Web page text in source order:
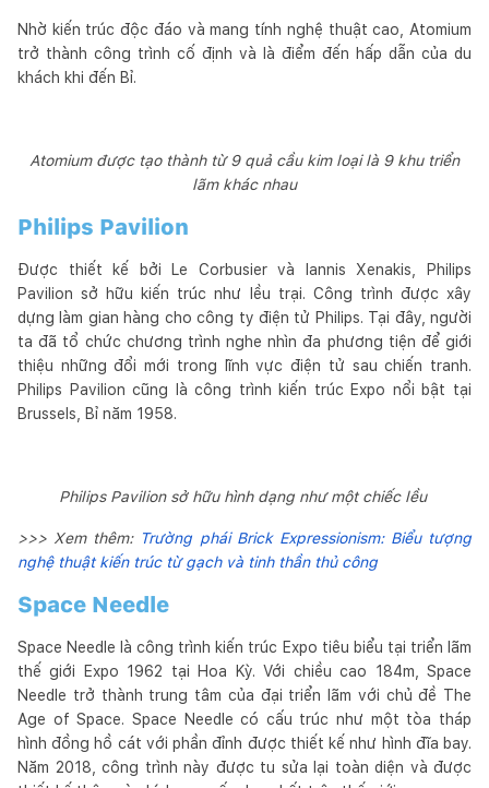
Nhờ kiến trúc độc đáo và mang tính nghệ thuật cao, Atomium
trở thành công trình cố định và là điểm đến hấp dẫn của du
khách khi đến Bỉ.
Atomium được tạo thành từ 9 quả cầu kim loại là 9 khu triển
lãm khác nhau
Philips Pavilion
Được thiết kế bởi Le Corbusier và Iannis Xenakis, Philips
Pavilion sở hữu kiến trúc như lều trại. Công trình được xây
dựng làm gian hàng cho công ty điện tử Philips. Tại đây, người
ta đã tổ chức chương trình nghe nhìn đa phương tiện để giới
thiệu những đổi mới trong lĩnh vực điện tử sau chiến tranh.
Philips Pavilion cũng là công trình kiến trúc Expo nổi bật tại
Brussels, Bỉ năm 1958.
Philips Pavilion sở hữu hình dạng như một chiếc lều
>>> Xem thêm: Trường phái Brick Expressionism: Biểu tượng
nghệ thuật kiến trúc từ gạch và tinh thần thủ công
Space Needle
Space Needle là công trình kiến trúc Expo tiêu biểu tại triển lãm
thế giới Expo 1962 tại Hoa Kỳ. Với chiều cao 184m, Space
Needle trở thành trung tâm của đại triển lãm với chủ đề The
Age of Space. Space Needle có cấu trúc như một tòa tháp
hình đồng hồ cát với phần đỉnh được thiết kế như hình đĩa bay.
Năm 2018, công trình này được tu sửa lại toàn diện và được